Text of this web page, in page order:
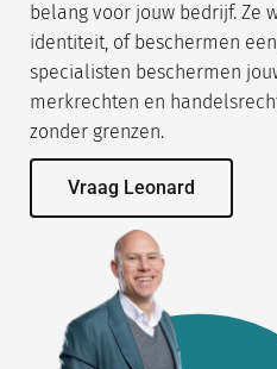
belang voor jouw bedrijf. Ze
identiteit, of beschermen
specialisten beschermen
merkrechten en
zonder grenzen.
Vraag Leonard